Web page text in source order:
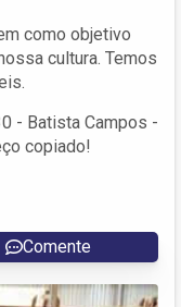
como objetivo
cultura. Temos
- Batista Campos -
copiado!
Comente